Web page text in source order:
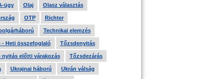
ügy Olaj Olasz választás
OTP Richter
Technikai elemzés
- Heti összefoglaló Tőzsdenyitás
nyitás előtti várakozás Tőzsdezárás
Ukrajnai háború Ukrán válság